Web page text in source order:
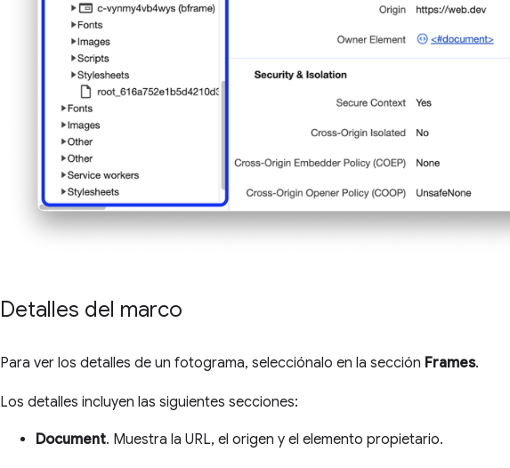
Detalles del marco
Para ver los detalles de un fotograma, selecciónalo en la sección Frames.
Los detalles incluyen las siguientes secciones:
Document. Muestra la URL, el origen y el elemento propietario.